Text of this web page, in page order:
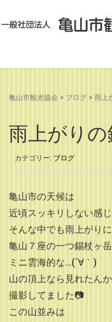
亀山市観光協会 > ブログ > 雨上
雨上がり
カテゴリー: ブログ
亀山市の天候は
近頃スッキリしない感
そんな中でも雨上がり
亀山７座の一つ錫杖ヶ
ミニ雲海的な…(´∀｀)
山の頂上なら見れたん
撮影してました📷
この山並みは